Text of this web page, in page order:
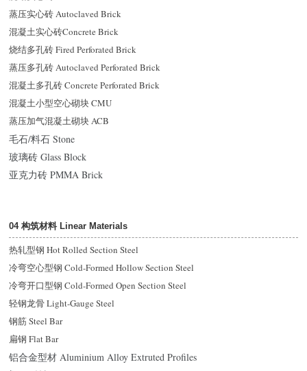
蒸压实心砖 Autoclaved Brick
混凝土实心砖Concrete Brick
烧结多孔砖 Fired Perforated Brick
蒸压多孔砖 Autoclaved Perforated Brick
混凝土多孔砖 Concrete Perforated Brick
混凝土小型空心砌块 CMU
蒸压加气混凝土砌块 ACB
毛石/料石 Stone
玻璃砖 Glass Block
亚克力砖 PMMA Brick
04 构筑材料 Linear Materials
热轧型钢 Hot Rolled Section Steel
冷弯空心型钢 Cold-Formed Hollow Section Steel
冷弯开口型钢 Cold-Formed Open Section Steel
轻钢龙骨 Light-Gauge Steel
钢筋 Steel Bar
扁钢 Flat Bar
铝合金型材 Aluminium Alloy Extruted Profiles